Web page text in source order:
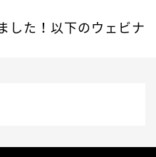
した！以下のウェビナ